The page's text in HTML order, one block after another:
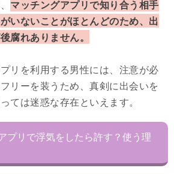
マッチングアプリで知り合う相手
いないことがほとんどのため、出
腐れありません。
リを利用する男性には、注意が必
リーを装うため、真剣に出会いを
ては迷惑な存在といえます。
プリで浮気をしたら許す？使う理